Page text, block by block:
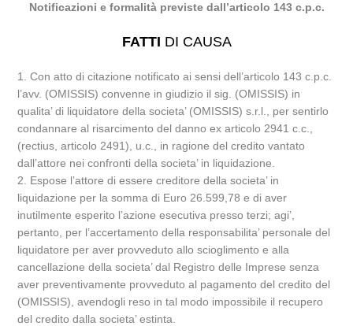
Notificazioni e formalità previste dall’articolo 143 c.p.c.
FATTI DI CAUSA
1. Con atto di citazione notificato ai sensi dell’articolo 143 c.p.c.
l’avv. (OMISSIS) convenne in giudizio il sig. (OMISSIS) in
qualita’ di liquidatore della societa’ (OMISSIS) s.r.l., per sentirlo
condannare al risarcimento del danno ex articolo 2941 c.c.,
(rectius, articolo 2491), u.c., in ragione del credito vantato
dall’attore nei confronti della societa’ in liquidazione.
2. Espose l’attore di essere creditore della societa’ in
liquidazione per la somma di Euro 26.599,78 e di aver
inutilmente esperito l’azione esecutiva presso terzi; agi’,
pertanto, per l’accertamento della responsabilita’ personale del
liquidatore per aver provveduto allo scioglimento e alla
cancellazione della societa’ dal Registro delle Imprese senza
aver preventivamente provveduto al pagamento del credito del
(OMISSIS), avendogli reso in tal modo impossibile il recupero
del credito dalla societa’ estinta.